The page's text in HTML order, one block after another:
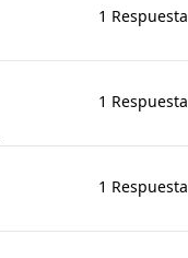
1 Respuesta
1 Respuesta
1 Respuesta